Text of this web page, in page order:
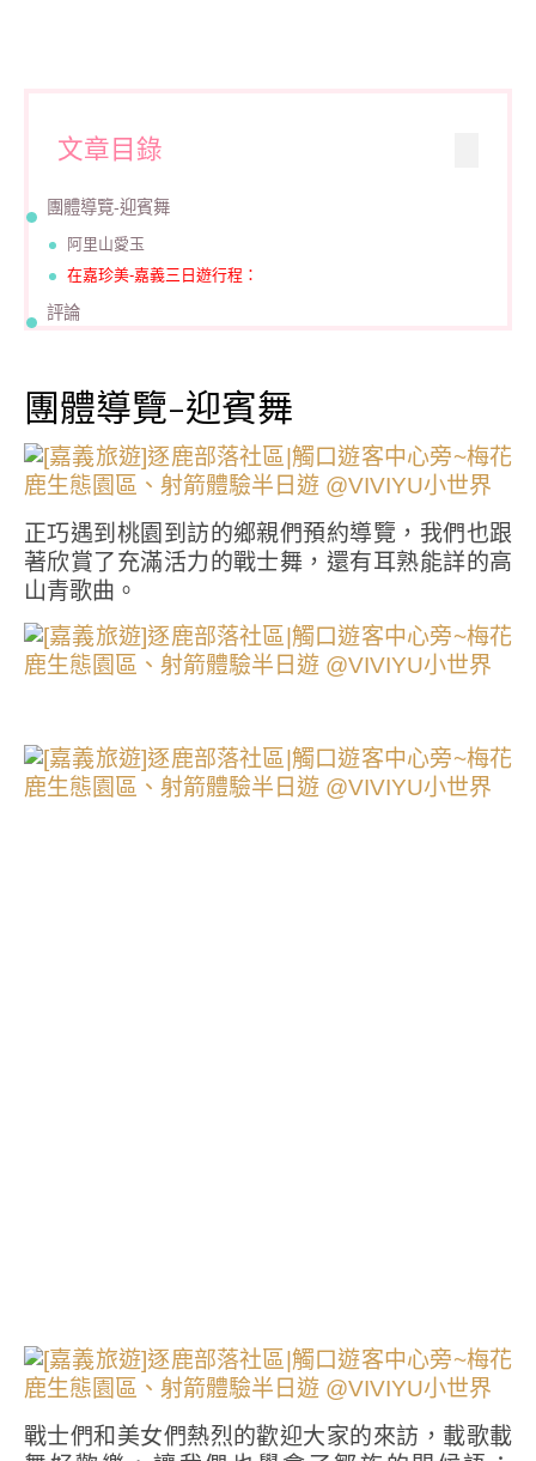
文章目錄
團體導覽-迎賓舞
阿里山愛玉
在嘉珍美-嘉義三日遊行程：
評論
團體導覽-迎賓舞
正巧遇到桃園到訪的鄉親們預約導覽，我們也跟
著欣賞了充滿活力的戰士舞，還有耳熟能詳的高
山青歌曲。
戰士們和美女們熱烈的歡迎大家的來訪，載歌載